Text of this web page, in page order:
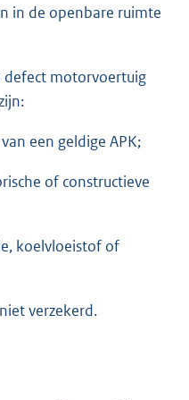
in de openbare ruimte
defect motorvoertuig
een geldige APK;
of constructieve
koelvloeistof of
verzekerd.